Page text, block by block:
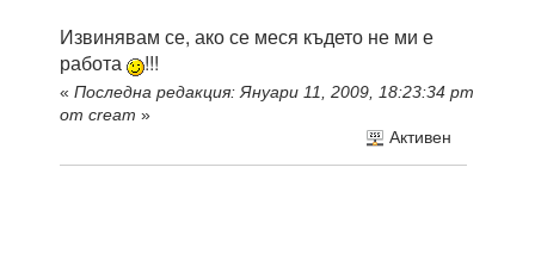
Извинявам се, ако се меся където не ми е
работа
!!!
« Последна редакция: Януари 11, 2009, 18:23:34 pm
от cream »
Активен